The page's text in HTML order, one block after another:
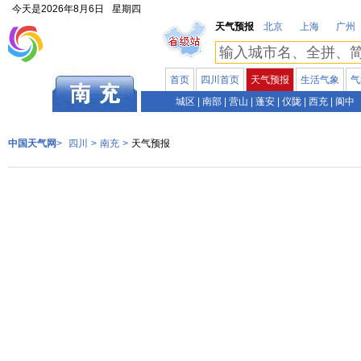
今天是2026年8月6日
星期四
天气预报
北京 上海 广州
首页 四川首页 天气预报 生活气象
城区
南部 营山 蓬安 仪陇 西充 阆中
中国天气网> 四川 > 南充 > 天气预报